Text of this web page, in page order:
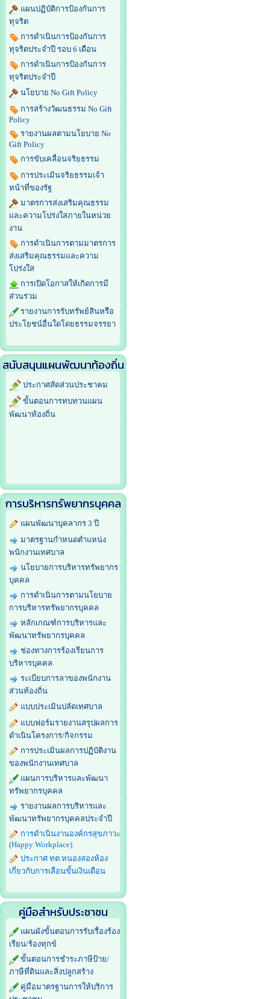
แผนปฏิบัติการป้องกันการ
ทุจริต
การดำเนินการป้องกันการ
ทุจริตประจำปี รอบ 6 เดือน
การดำเนินการป้องกันการ
ทุจริตประจำปี
นโยบาย No Gift Policy
การสร้างวัฒนธรรม No Gift
Policy
รายงานผลตามนโยบาย No
Gift Policy
การขับเคลื่อนจริยธรรม
การประเมินจริยธรรมเจ้า
หน้าที่ของรัฐ
มาตรการส่งเสริมคุณธรรม
และความโปร่งใสภายในหน่วย
งาน
การดำเนินการตามมาตรการ
ส่งเสริมคุณธรรมและความ
โปร่งใส
การเปิดโอกาสให้เกิดการมี
ส่วนร่วม
รายงานการรับทรัพย์สินหรือ
ประโยชน์อื่นใดโดยธรรมจรรยา
สนับสนุนแผนพัฒนาท้องถิ่น
ประกาศสัดส่วนประชาคม
ขั้นตอนการทบทวนแผน
พัฒนาท้องถิ่น
การบริหารทรัพยากรบุคคล
แผนพัฒนาบุคลากร 3 ปี
มาตรฐานกำหนดตำแหน่ง
พนักงานเทศบาล
นโยบายการบริหารทรัพยากร
บุคคล
การดำเนินการตามนโยบาย
การบริหารทรัพยากรบุคคล
หลักเกณฑ์การบริหารและ
พัฒนาทรัพยากรบุคคล
ช่องทางการร้องเรียนการ
บริหารบุคคล
ระเบียบการลาของพนักงาน
ส่วนท้องถิ่น
แบบประเมินปลัดเทศบาล
แบบฟอร์มรายงานสรุปผลการ
ดำเนินโครงการ/กิจกรรม
การประเมินผลการปฏิบัติงาน
ของพนักงานเทศบาล
แผนการบริหารและพัฒนา
ทรัพยากรบุคคล
รายงานผลการบริหารและ
พัฒนาทรัพยากรบุคคลประจำปี
การดำเนินงานองค์กรสุขภาวะ
(Happy Workplace)
ประกาศ ทต.หนองสองห้อง
เกี่ยวกับการเลื่อนขั้นเงินเดือน
คู่มือสำหรับประชาชน
แผนผังขั้นตอนการรับเรื่องร้อง
เรียน/ร้องทุกข์
ขั้นตอนการชำระภาษีป้าย/
ภาษีที่ดินและสิ่งปลูกสร้าง
คู่มือมาตรฐานการให้บริการ